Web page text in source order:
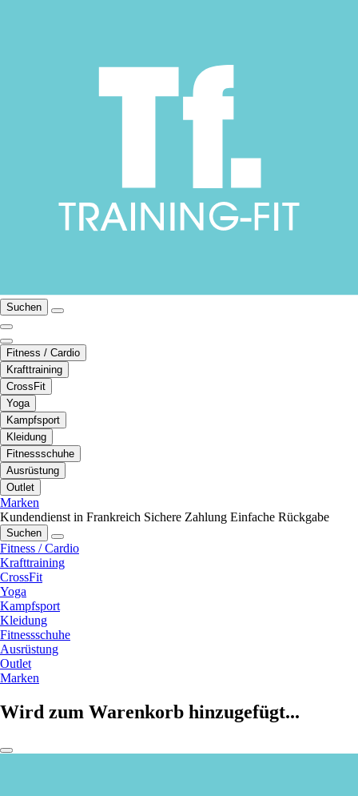
Suchen
Fitness / Cardio
Krafttraining
CrossFit
Yoga
Kampfsport
Kleidung
Fitnessschuhe
Ausrüstung
Outlet
Marken
Kundendienst in Frankreich Sichere Zahlung Einfache Rückgabe
Suchen
Fitness / Cardio
Krafttraining
CrossFit
Yoga
Kampfsport
Kleidung
Fitnessschuhe
Ausrüstung
Outlet
Marken
Wird zum Warenkorb hinzugefügt...